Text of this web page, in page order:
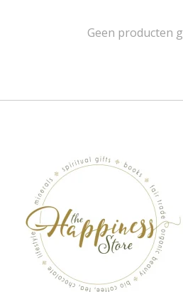
Geen producten